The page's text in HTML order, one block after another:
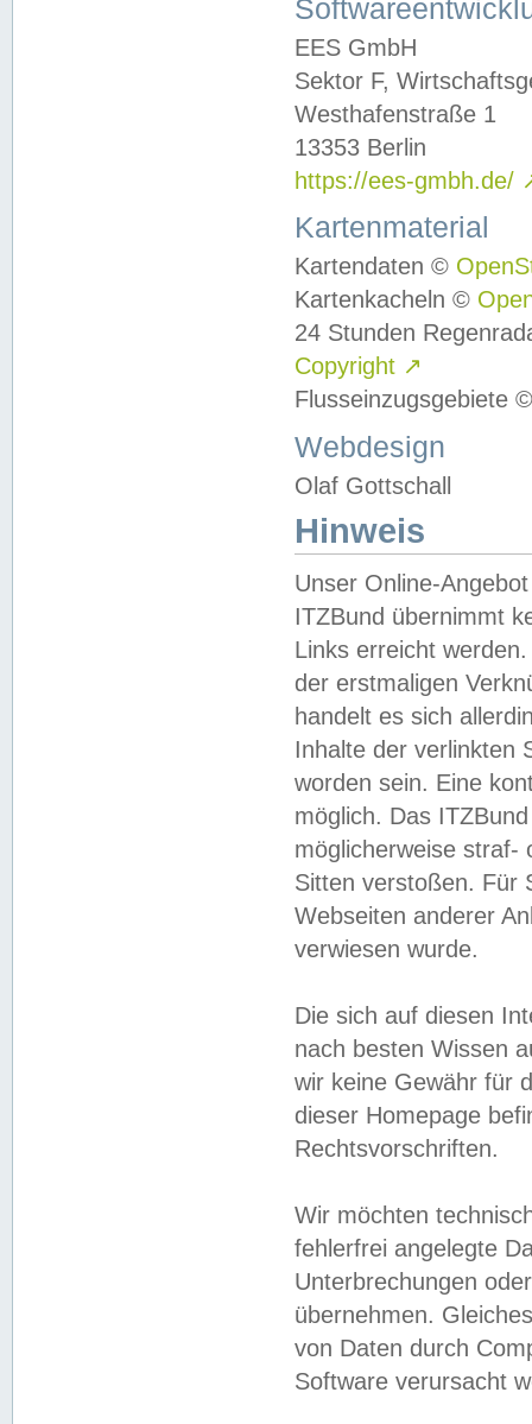
EES GmbH
Sektor F,
Westhafenstraße 1
13353 Berlin
https://ees-gmbh.de/
Kartenmaterial
Kartendaten ©
Kartenkacheln ©
24 Stunden
Copyright ↗
Flusseinzugsgebiete
Webdesign
Olaf Gottschall
Hinweis
Unser Online-
ITZBund übernimmt
Links erreicht
der erstmaligen
handelt es sich
Inhalte der verlinkten
worden sein. Eine
möglich. Das
möglicherweise straf-
Sitten verstoßen. Für
Webseiten anderer
verwiesen wurde.
Die sich auf diesen
nach besten Wissen
wir keine Gewähr für
dieser Homepage
Rechtsvorschriften.
Wir möchten
fehlerfrei angelegte
Unterbrechungen
übernehmen.
von Daten durch
Software verursacht